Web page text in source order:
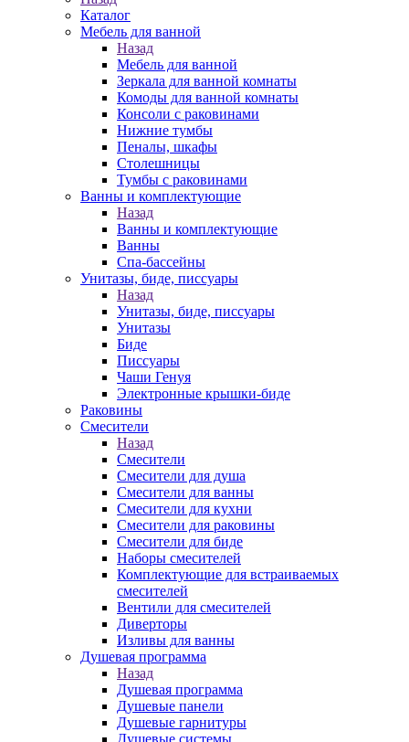
Каталог
Мебель для ванной
Назад
Мебель для ванной
Зеркала для ванной комнаты
Комоды для ванной комнаты
Консоли с раковинами
Нижние тумбы
Пеналы, шкафы
Столешницы
Тумбы с раковинами
Ванны и комплектующие
Назад
Ванны и комплектующие
Ванны
Спа-бассейны
Унитазы, биде, писсуары
Назад
Унитазы, биде, писсуары
Унитазы
Биде
Писсуары
Чаши Генуя
Электронные крышки-биде
Раковины
Смесители
Назад
Смесители
Смесители для душа
Смесители для ванны
Смесители для кухни
Смесители для раковины
Смесители для биде
Наборы смесителей
Комплектующие для встраиваемых
смесителей
Вентили для смесителей
Диверторы
Изливы для ванны
Душевая программа
Назад
Душевая программа
Душевые панели
Душевые гарнитуры
Душевые системы